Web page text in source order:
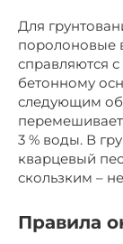
Для
поролоновые
справляются
бетонному
следующим
3 % воды. В
кварцевый
скользким –
Правила